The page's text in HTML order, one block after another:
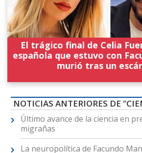
El trágico final de Celia
española que estuvo con
murió tras un
NOTICIAS ANTERIORES DE
Último avance de la ciencia en
migrañas
La neuropolítica de Facundo